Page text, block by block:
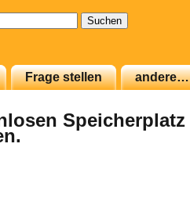
Frage stellen andere…
Speicherplatz